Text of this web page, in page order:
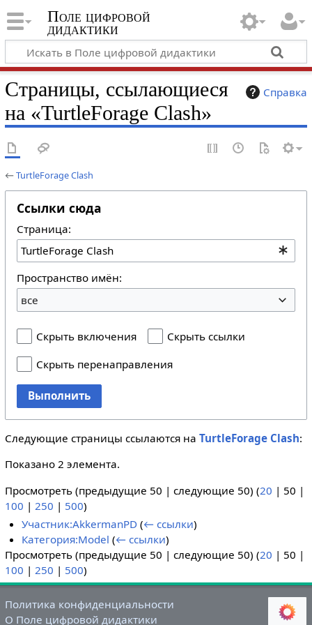
Поле цифровой
дидактики
Справка
Страницы, ссылающиеся
на «TurtleForage Clash»
←TurtleForage Clash
Ссылки сюда
Страница:
Пространство имён:
все
Скрыть включения
Скрыть ссылки
Скрыть перенаправления
Выполнить
Следующие страницы ссылаются на TurtleForage Clash:
Показано 2 элемента.
Просмотреть (предыдущие 50 | следующие 50) (20 | 50 |
100 | 250 | 500)
Участник:AkkermanPD (← ссылки)
Категория:Model (← ссылки)
Просмотреть (предыдущие 50 | следующие 50) (20 | 50 |
100 | 250 | 500)
Политика конфиденциальности
О Поле цифровой дидактики